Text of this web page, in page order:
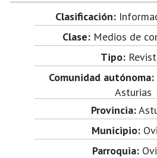
Clasificación:
Clase:Medios de
Tipo:
Comunidad autónoma:
Asturias
Provincia:
Municipio:
Parroquia: